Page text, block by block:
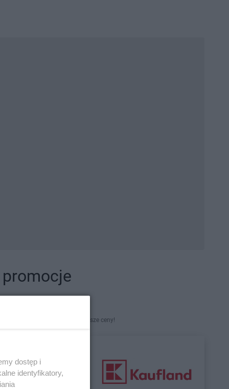
Najlepsze promocje i najniższe ceny!
dostęp i
identyfikatory,